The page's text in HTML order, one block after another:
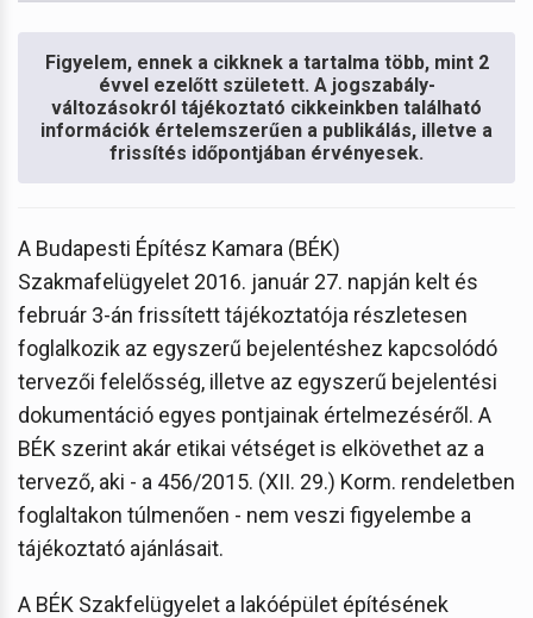
Figyelem, ennek a cikknek a tartalma több, mint 2
évvel ezelőtt született. A jogszabály-
változásokról tájékoztató cikkeinkben található
információk értelemszerűen a publikálás, illetve a
frissítés időpontjában érvényesek.
A Budapesti Építész Kamara (BÉK)
Szakmafelügyelet 2016. január 27. napján kelt és
február 3-án frissített tájékoztatója részletesen
foglalkozik az egyszerű bejelentéshez kapcsolódó
tervezői felelősség, illetve az egyszerű bejelentési
dokumentáció egyes pontjainak értelmezéséről. A
BÉK szerint akár etikai vétséget is elkövethet az a
tervező, aki - a 456/2015. (XII. 29.) Korm. rendeletben
foglaltakon túlmenően - nem veszi figyelembe a
tájékoztató ajánlásait.
A BÉK Szakfelügyelet a lakóépület építésének